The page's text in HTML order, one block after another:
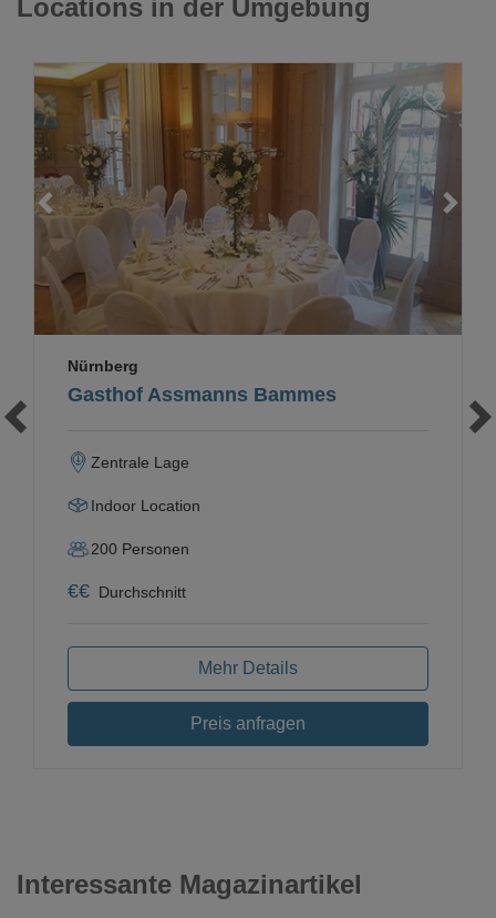
Locations in der Umgebung
Loading...
Gasthof Assmanns Bammes
Nürnberg
Zentrale Lage
Indoor Location
200 Personen
€€ Durchschnitt
Mehr Details
Preis anfragen
Interessante Magazinartikel